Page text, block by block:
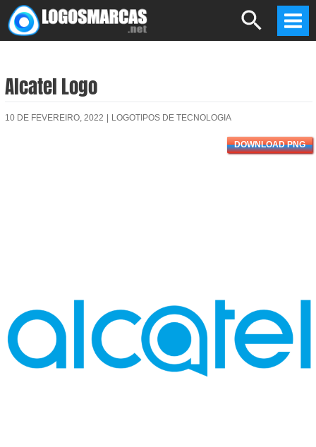
Skip
to
Search
Alcatel Logo
10 DE FEVEREIRO, 2022 LOGOTIPOS DE TECNOLOGIA
DOWNLOAD PNG